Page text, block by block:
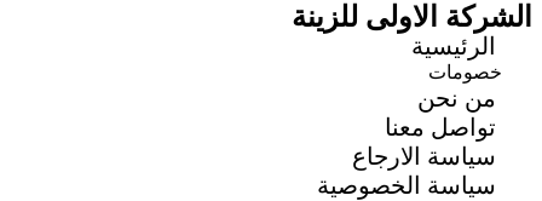
الشركة الاولى للزينة
الرئيسية
خصومات
من نحن
تواصل معنا
سياسة الارجاع
سياسة الخصوصية